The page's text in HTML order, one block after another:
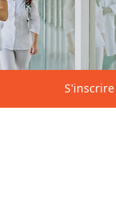
S'inscrire